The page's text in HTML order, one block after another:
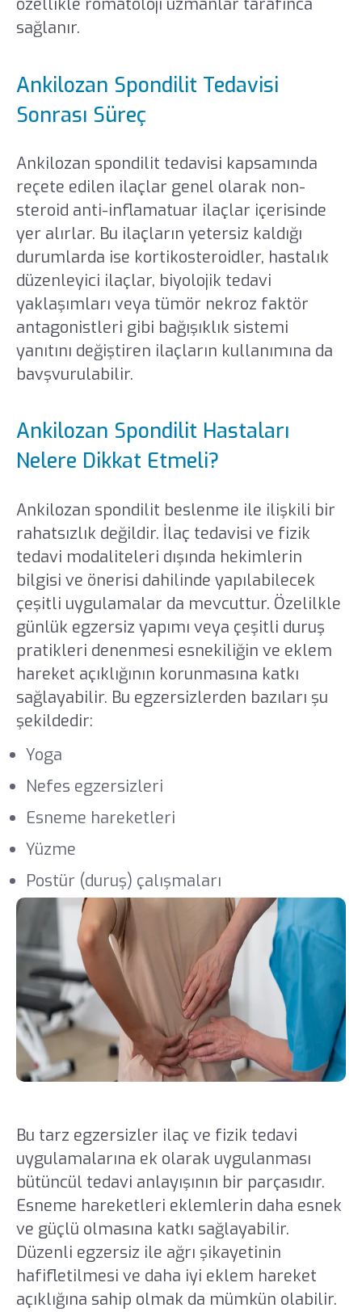
özellikle romatoloji uzmanlar tarafınca
sağlanır.
Ankilozan Spondilit Tedavisi
Sonrası Süreç
Ankilozan spondilit tedavisi kapsamında
reçete edilen ilaçlar genel olarak non-
steroid anti-inflamatuar ilaçlar içerisinde
yer alırlar. Bu ilaçların yetersiz kaldığı
durumlarda ise kortikosteroidler, hastalık
düzenleyici ilaçlar, biyolojik tedavi
yaklaşımları veya tümör nekroz faktör
antagonistleri gibi bağışıklık sistemi
yanıtını değiştiren ilaçların kullanımına da
bavşvurulabilir.
Ankilozan Spondilit Hastaları
Nelere Dikkat Etmeli?
Ankilozan spondilit beslenme ile ilişkili bir
rahatsızlık değildir. İlaç tedavisi ve fizik
tedavi modaliteleri dışında hekimlerin
bilgisi ve önerisi dahilinde yapılabilecek
çeşitli uygulamalar da mevcuttur. Özelilkle
günlük egzersiz yapımı veya çeşitli duruş
pratikleri denenmesi esnekiliğin ve eklem
hareket açıklığının korunmasına katkı
sağlayabilir. Bu egzersizlerden bazıları şu
şekildedir:
Yoga
Nefes egzersizleri
Esneme hareketleri
Yüzme
Postür (duruş) çalışmaları
Bu tarz egzersizler ilaç ve fizik tedavi
uygulamalarına ek olarak uygulanması
bütüncül tedavi anlayışının bir parçasıdır.
Esneme hareketleri eklemlerin daha esnek
ve güçlü olmasına katkı sağlayabilir.
Düzenli egzersiz ile ağrı şikayetinin
hafifletilmesi ve daha iyi eklem hareket
açıklığına sahip olmak da mümkün olabilir.